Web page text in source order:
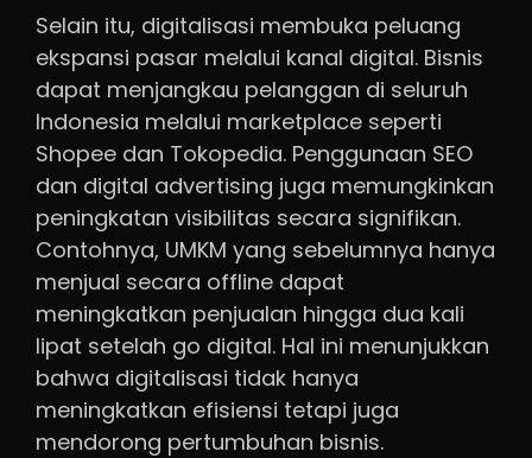
Selain itu, digitalisasi membuka peluang
ekspansi pasar melalui kanal digital. Bisnis
dapat menjangkau pelanggan di seluruh
Indonesia melalui marketplace seperti
Shopee dan Tokopedia. Penggunaan SEO
dan digital advertising juga memungkinkan
peningkatan visibilitas secara signifikan.
Contohnya, UMKM yang sebelumnya hanya
menjual secara offline dapat
meningkatkan penjualan hingga dua kali
lipat setelah go digital. Hal ini menunjukkan
bahwa digitalisasi tidak hanya
meningkatkan efisiensi tetapi juga
mendorong pertumbuhan bisnis.